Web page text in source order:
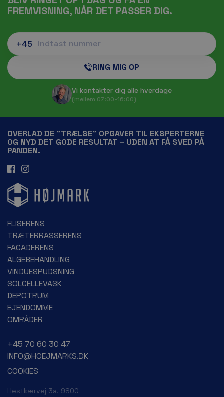
FREMVISNING, NÅR DET PASSER DIG.
+45
RING MIG OP
Vi kontakter dig alle hverdage
(mellem 07:00-16:00)
OVERLAD DE ”TRÆLSE” OPGAVER TIL EKSPERTERNE
OG NYD DET GODE RESULTAT – UDEN AT FÅ SVED PÅ
PANDEN.
FLISERENS
TRÆTERRASSERENS
FACADERENS
ALGEBEHANDLING
VINDUESPUDSNING
SOLCELLEVASK
DEPOTRUM
EJENDOMME
OMRÅDER
+45 70 60 30 47
INFO@HOEJMARKS.DK
COOKIES
Hestkærvej 3a, 9800